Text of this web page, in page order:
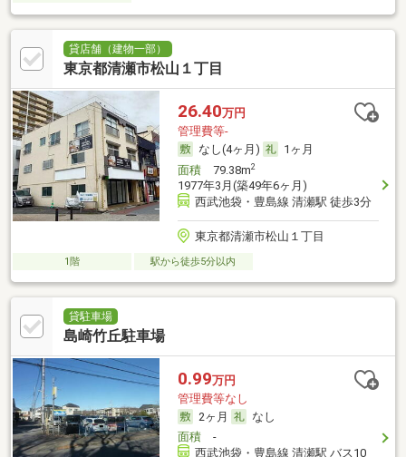
貸店舗（建物一部）
東京都清瀬市松山１丁目
26.40万円
管理費等-
なし(4ヶ月)
1ヶ月
面積79.38m2
1977年3月(築49年6ヶ月)
西武池袋・豊島線 清瀬駅 徒歩3分
東京都清瀬市松山１丁目
1階 駅から徒歩5分以内
貸駐車場
島崎竹丘駐車場
0.99万円
管理費等なし
2ヶ月
なし
面積-
西武池袋・豊島線 清瀬駅 バス10